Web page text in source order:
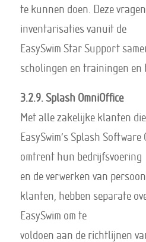
te kunnen doen. Deze
inventarisaties vanuit de
EasySwim Star Support
scholingen en trainingen en
3.2.9. Splash OmniOffice
Met alle zakelijke klanten
EasySwim’s Splash
omtrent hun bedrijfsvoering
en de verwerken van
klanten, hebben separate
EasySwim om te
voldoen aan de richtlijnen